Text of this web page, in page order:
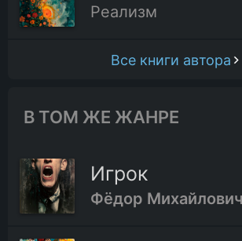
Реализм
Все книги автора
В ТОМ ЖЕ ЖАНРЕ
Игрок